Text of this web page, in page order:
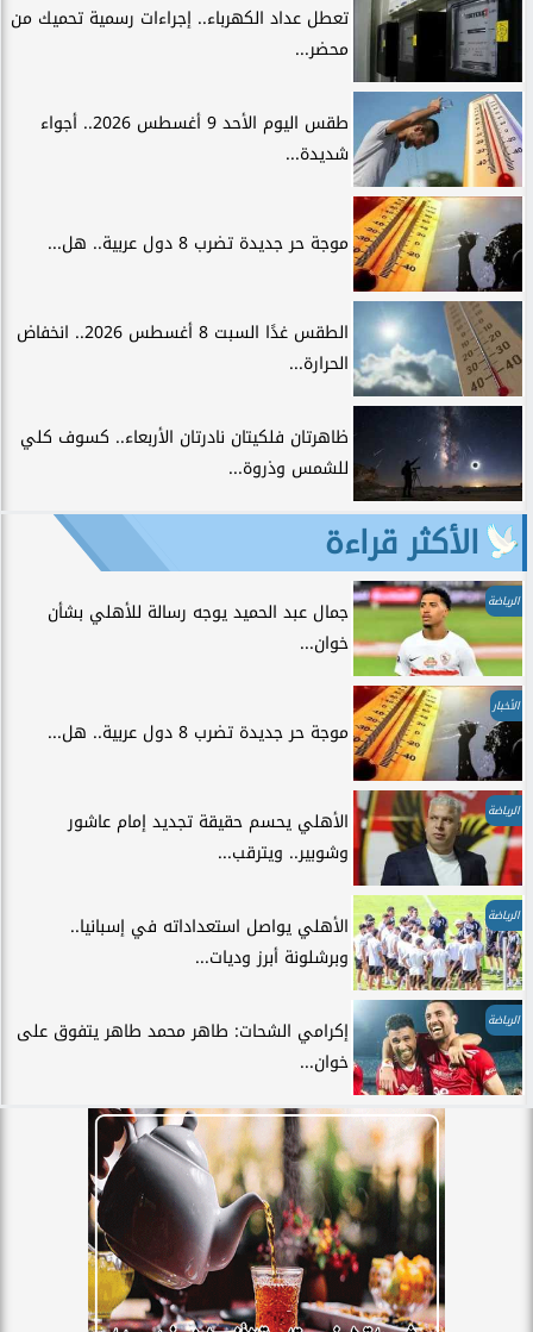
تعطل عداد الكهرباء.. إجراءات رسمية تحميك من
محضر...
طقس اليوم الأحد 9 أغسطس 2026.. أجواء
شديدة...
موجة حر جديدة تضرب 8 دول عربية.. هل...
الطقس غدًا السبت 8 أغسطس 2026.. انخفاض
الحرارة...
ظاهرتان فلكيتان نادرتان الأربعاء.. كسوف كلي
للشمس وذروة...
الأكثر قراءة
الرياضة
جمال عبد الحميد يوجه رسالة للأهلي بشأن
خوان...
الأخبار
موجة حر جديدة تضرب 8 دول عربية.. هل...
الرياضة
الأهلي يحسم حقيقة تجديد إمام عاشور
وشوبير.. ويترقب...
الرياضة
الأهلي يواصل استعداداته في إسبانيا..
وبرشلونة أبرز وديات...
الرياضة
إكرامي الشحات: طاهر محمد طاهر يتفوق على
خوان...